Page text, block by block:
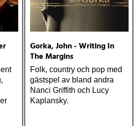
Gorka, John - Writing In
The Margins
Folk, country och pop med
gästspel av bland andra
Nanci Griffith och Lucy
Kaplansky.